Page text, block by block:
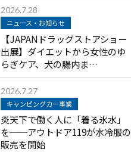
2026.7.28
ニュース・お知らせ
【JAPANドラッグストアショー
出展】ダイエットから女性のゆ
らぎケア、犬の腸内ま…
2026.7.27
キャンピングカー事業
炎天下で働く人に「着る氷水」
を──アウトドア119が水冷服の
販売を開始